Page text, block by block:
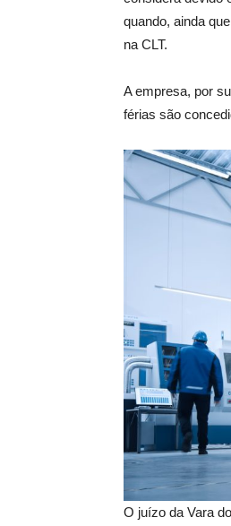
quando, ainda
na CLT.
A empresa, por
férias são
O juízo da Vara